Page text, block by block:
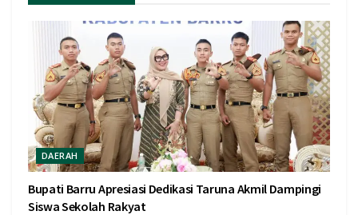
DAERAH
Bupati Barru Apresiasi Dedikasi Taruna Akmil Dampingi
Siswa Sekolah Rakyat